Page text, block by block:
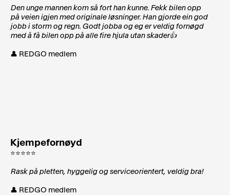
Den unge mannen kom så fort han kunne. Fekk bilen opp
på veien igjen med originale løsninger. Han gjorde ein god
jobb i storm og regn. Godt jobba og eg er veldig fornøgd
med å få bilen opp på alle fire hjula utan skader👍
👤 REDGO medlem
Kjempefornøyd
⭐⭐⭐⭐⭐
Rask på pletten, hyggelig og serviceorientert, veldig bra!
👤 REDGO medlem